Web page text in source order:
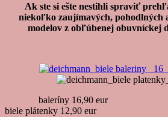
Ak ste si ešte nestihli spraviť
niekoľko zaujímavých, pohodlných
modelov z obľúbenej obuvníckej
baleríny
biele plátenky 12,90 eur